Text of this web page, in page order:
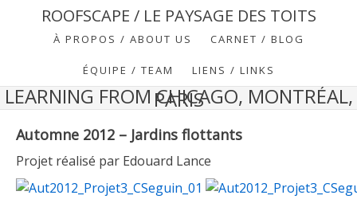
ROOFSCAPE / LE PAYSAGE DES TOITS
À PROPOS / ABOUT US CARNET / BLOG
ÉQUIPE / TEAM LIENS / LINKS
LEARNING FROM CHICAGO, MONTRÉAL,
PARIS
Automne 2012 – Jardins flottants
Projet réalisé par Edouard Lance